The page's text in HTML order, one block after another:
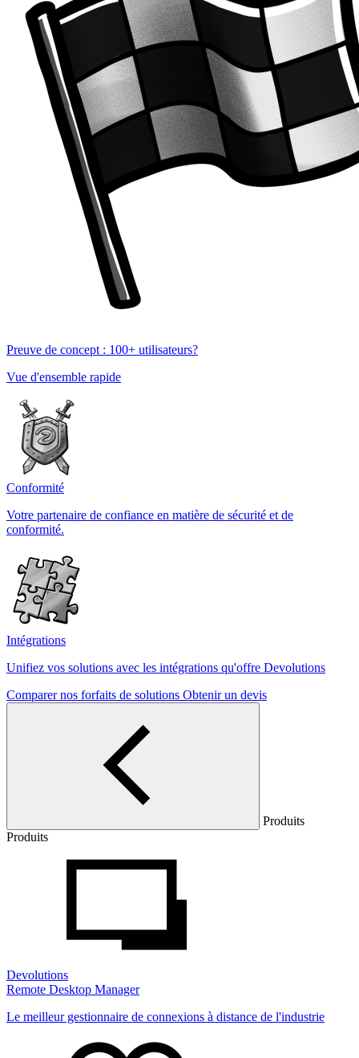
Preuve de concept : 100+ utilisateurs?
Vue d'ensemble rapide
Conformité
Votre partenaire de confiance en matière de sécurité et de
conformité.
Intégrations
Unifiez vos solutions avec les intégrations qu'offre Devolutions
Comparer nos forfaits de solutions Obtenir un devis
Produits
Produits
Devolutions
Remote Desktop Manager
Le meilleur gestionnaire de connexions à distance de l'industrie